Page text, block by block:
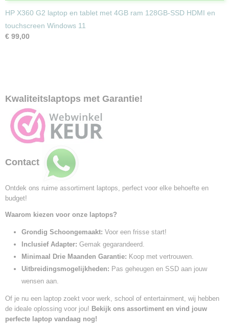
HP X360 G2 laptop en tablet met 4GB ram 128GB-SSD HDMI en
touchscreen Windows 11
€ 99,00
Kwaliteitslaptops met Garantie!
Contact
Ontdek ons ruime assortiment laptops, perfect voor elke behoefte en
budget!
Waarom kiezen voor onze laptops?
Grondig Schoongemaakt: Voor een frisse start!
Inclusief Adapter: Gemak gegarandeerd.
Minimaal Drie Maanden Garantie: Koop met vertrouwen.
Uitbreidingsmogelijkheden: Pas geheugen en SSD aan jouw
wensen aan.
Of je nu een laptop zoekt voor werk, school of entertainment, wij hebben
de ideale oplossing voor jou! Bekijk ons assortiment en vind jouw
perfecte laptop vandaag nog!